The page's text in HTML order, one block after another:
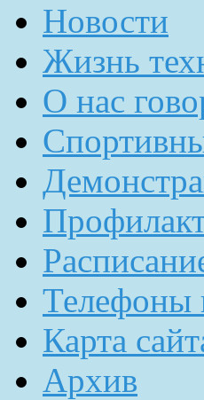
Новости
Жизнь
О нас
Телефоны
Карта
Архив